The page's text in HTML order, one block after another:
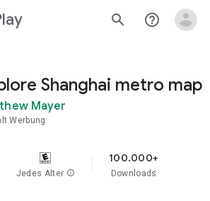
search help_outline
Shanghai metro map
Mayer
Werbung
Jedes Alter info
100.000+
Downloads